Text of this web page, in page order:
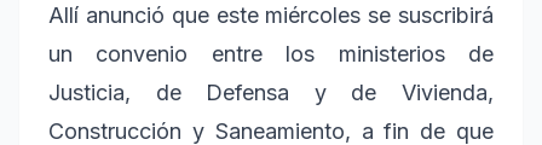
Allí anunció que este miércoles se suscribirá
un convenio entre los ministerios de
Justicia, de Defensa y de Vivienda,
Construcción y Saneamiento, a fin de que